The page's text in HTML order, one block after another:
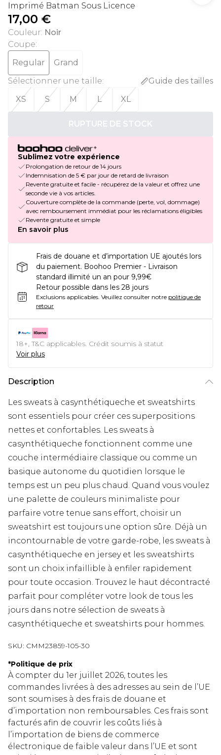
Imprimé Batman Sous Licence
17,00 €
Couleur: Noir
Coupe:
Regular
Grand
Sélectionner une taille:
Guide des tailles
XS
S M L XL
RUPTURE DE STOCK
Sublimez votre expérience
Prolongation de retour de 14 jours
Indemnisation de 5 € par jour de retard de livraison
Revente gratuite et facile - récupérez de la valeur et offrez une
seconde vie à vos articles.
Couverture complète de la commande (perte, vol, dommage)
avec remboursement immédiat pour les réclamations éligibles
Revente gratuite et simple
En savoir plus
Frais de douane et d’importation UE ajoutés lors
du paiement. Boohoo Premier - Livraison
standard illimité un an pour 9,99€
Retour possible dans les 28 jours
Exclusions applicables. Veuillez consulter notre politique de
retour
18+, T&C applicables. Crédit soumis à statut
Voir plus
Description
Les sweats à casynthétiqueche et sweatshirts
sont essentiels pour créer ces superpositions
nettes et confortables. Les sweats à
casynthétiqueche fonctionnent comme une
couche intermédiaire classique ou comme un
basique autonome du quotidien lorsque le
temps est un peu plus chaud. Quand vous voulez
une palette de couleurs minimaliste pour
parfaire votre tenue sans effort, choisir un
sweatshirt est toujours une option sûre. Déjà un
incontournable de votre garde-robe, les sweats à
casynthétiqueche en jersey et les sweatshirts
sont un choix infaillible à enfiler rapidement
pour toute occasion. Trouvez le haut décontracté
parfait pour compléter votre look de tous les
jours dans notre sélection de sweats à
casynthétiqueche et sweatshirts pour hommes.
SKU: CMM23859-105-30
*Politique de prix
À compter du 1er juillet 2026, toutes les
commandes livrées à des adresses au sein de l’UE
sont soumises à des frais de douane et
d’importation non remboursables. Ces frais sont
facturés afin de couvrir les coûts liés à
l’importation de biens de commerce
électronique de faible valeur dans l’UE et sont